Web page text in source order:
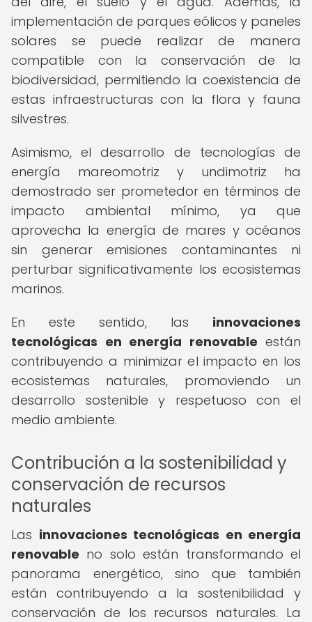
implementación de parques eólicos y paneles
solares se puede realizar de manera
compatible con la conservación de la
biodiversidad, permitiendo la coexistencia de
estas infraestructuras con la flora y fauna
silvestres.
Asimismo, el desarrollo de tecnologías de
energía mareomotriz y undimotriz ha
demostrado ser prometedor en términos de
impacto ambiental mínimo, ya que
aprovecha la energía de mares y océanos
sin generar emisiones contaminantes ni
perturbar significativamente los ecosistemas
marinos.
En este sentido, las innovaciones
tecnológicas en energía renovable están
contribuyendo a minimizar el impacto en los
ecosistemas naturales, promoviendo un
desarrollo sostenible y respetuoso con el
medio ambiente.
Contribución a la sostenibilidad y
conservación de recursos
naturales
Las innovaciones tecnológicas en energía
renovable no solo están transformando el
panorama energético, sino que también
están contribuyendo a la sostenibilidad y
conservación de los recursos naturales. La